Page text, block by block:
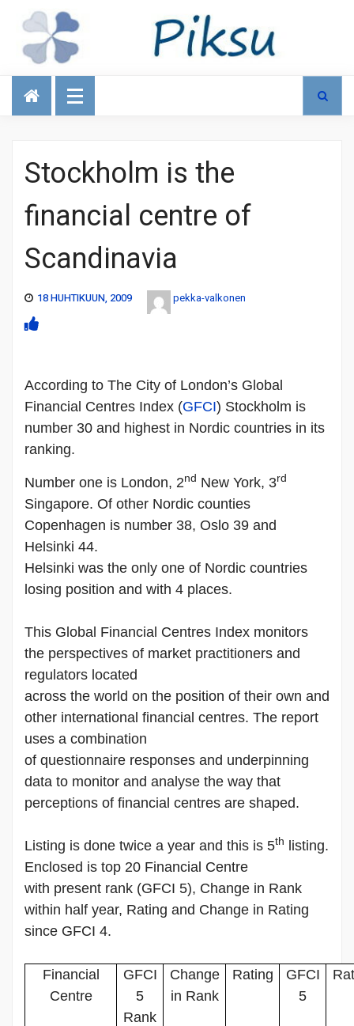
Talous
Stockholm is the
financial centre of
Scandinavia
18 HUHTIKUUN, 2009 pekka-valkonen
According to The City of London’s Global
Financial Centres Index (GFCI) Stockholm is
number 30 and highest in Nordic countries in its
ranking.
Number one is London, 2nd New York, 3rd
Singapore. Of other Nordic counties
Copenhagen is number 38, Oslo 39 and
Helsinki 44.
Helsinki was the only one of Nordic countries
losing position and with 4 places.
This Global Financial Centres Index monitors
the perspectives of market practitioners and
regulators located
across the world on the position of their own and
other international financial centres. The report
uses a combination
of questionnaire responses and underpinning
data to monitor and analyse the way that
perceptions of financial centres are shaped.
Listing is done twice a year and this is 5th listing.
Enclosed is top 20 Financial Centre
with present rank (GFCI 5), Change in Rank
within half year, Rating and Change in Rating
since GFCI 4.
Financial
Centre
GFCI
5
Rank
Change
in Rank
Rating
GFCI
5